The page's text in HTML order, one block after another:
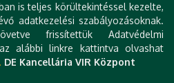
is teljes körültekintéssel kezelte,
adatkezelési szabályozásoknak.
frissítettük Adatvédelmi
alábbi linkre kattintva olvashat
DE Kancellária VIR Központ